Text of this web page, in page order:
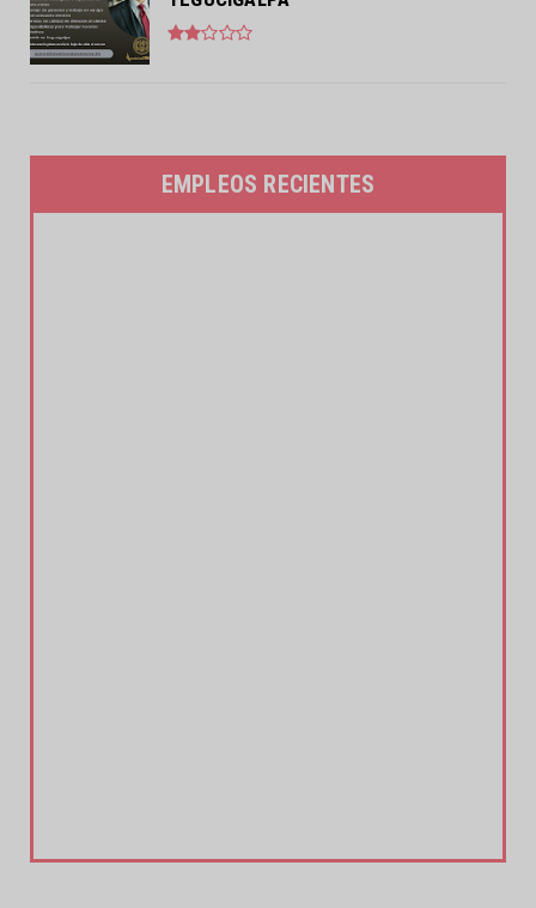
EMPLEOS RECIENTES